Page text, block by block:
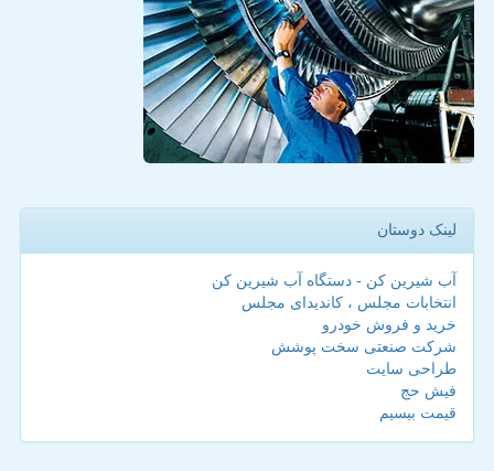
لینک دوستان
آب شیرین کن - دستگاه آب شیرین کن
انتخابات مجلس ، کاندیدای مجلس
خرید و فروش خودرو
شرکت صنعتی سخت پوشش
طراحی سایت
فیش حج
قیمت بیسیم